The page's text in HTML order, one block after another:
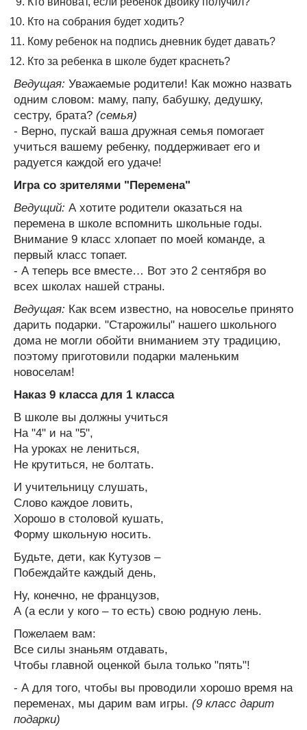
Кто на собрания будет ходить?
Кому ребенок на подпись дневник будет давать?
Кто за ребенка в школе будет краснеть?
Ведущая: Уважаемые родители! Как можно назвать
одним словом: маму, папу, бабушку, дедушку,
сестру, брата? (семья)
- Верно, пускай ваша дружная семья помогает
учиться вашему ребенку, поддерживает его и
радуется каждой его удаче!
Игра со зрителями "Перемена"
Ведущий: А хотите родители оказаться на
перемена в школе вспомнить школьные годы.
Внимание 9 класс хлопает по моей команде, а
первый класс топает.
- А теперь все вместе… Вот это 2 сентября во
всех школах нашей страны.
Ведущая: Как всем известно, на новоселье принято
дарить подарки. "Старожилы" нашего школьного
дома не могли обойти вниманием эту традицию,
поэтому приготовили подарки маленьким
новоселам!
Наказ 9 класса для 1 класса
В школе вы должны учиться
На "4" и на "5",
На уроках не лениться,
Не крутиться, не болтать.
И учительницу слушать,
Слово каждое ловить,
Хорошо в столовой кушать,
Форму школьную носить.
Будьте, дети, как Кутузов –
Побеждайте каждый день,
Ну, конечно, не французов,
А (а если у кого – то есть) свою родную лень.
Пожелаем вам:
Все силы знаньям отдавать,
Чтобы главной оценкой была только "пять"!
- А для того, чтобы вы проводили хорошо время на
переменах, мы дарим вам игры. (9 класс дарит
подарки)